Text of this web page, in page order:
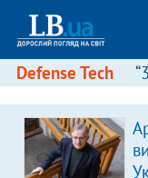
Defense Tech